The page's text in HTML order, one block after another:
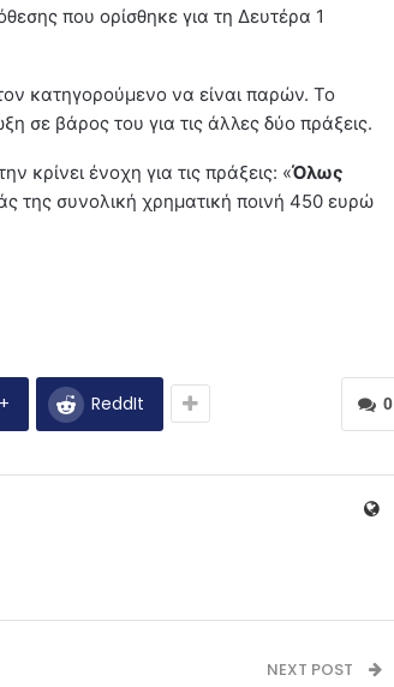
που ορίσθηκε για τη Δευτέρα 1
κατηγορούμενο να είναι παρών. Το
σε βάρος του για τις άλλες δύο πράξεις.
κρίνει ένοχη για τις πράξεις: «Όλως
της συνολική χρηματική ποινή 450 ευρώ
0
ReddIt
NEXT POST